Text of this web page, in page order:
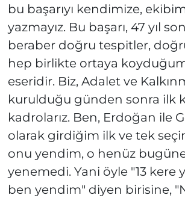
bu başarıyı kendimize,
yazmayız. Bu başarı, 47 yıl
beraber doğru tespitler,
hep birlikte ortaya
eseridir. Biz, Adalet ve
kurulduğu günden sonra ilk
kadrolarız. Ben, Erdoğan ile
olarak girdiğim ilk ve tek
onu yendim, o henüz
yenemedi. Yani öyle "13 kere
ben yendim" diyen birisine,